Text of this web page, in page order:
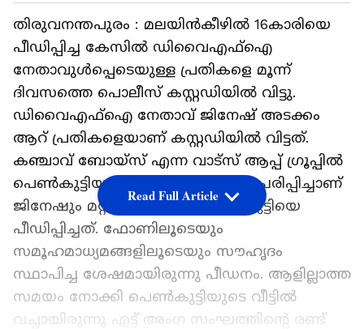
തിരുവനന്തപുരം : മലയിൻകീഴിൽ 16കാരിയെ
പീഡിപ്പിച്ച കേസിൽ ഡിവൈഎഫ്ഐ
നേതാവുൾപ്പെടെയുള്ള പ്രതികളെ മൂന്ന്
ദിവസത്തെ പൊലീസ് കസ്റ്റഡിയിൽ വിട്ടു.
ഡിവൈഎഫ്ഐ നേതാവ് ജിനേഷ് അടക്കം
ആറ് പ്രതികളെയാണ് കസ്റ്റഡിയിൽ വിട്ടത്.
കഞ്ചാവ് ബോയ്സ് എന്ന വാട്സ് ആപ്പ് ഗ്രൂപ്പിൽ
പെൺകുട്ടിയുടെ ഫോൺ നമ്പര്‍ പ്രചരിപ്പിച്ചാണ്
ജിനേഷും മറ്റ് ഏഴുപേരും പെൺകുട്ടിയെ
പീഡിപ്പിച്ചത്. ഫോണിലൂടെയും
സമൂഹമാധ്യമങ്ങളിലൂടെയും സൗഹൃദം
സ്ഥാപിച്ച ശേഷമായിരുന്നു പീഡനം. ആളില്ലാത്ത
സമയം നോക്കി പെൺകുട്ടിയുടെ വീട്ടിൽ
വച്ചായിരുന്നു എട്ട് അംഗ സംഘത്തിന്‍റെ രണ്ട്
Read Full Article